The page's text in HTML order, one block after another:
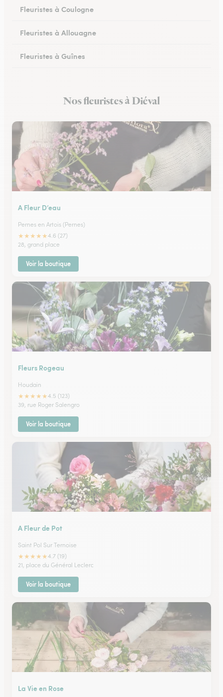
Fleuristes à Coulogne
Fleuristes à Allouagne
Fleuristes à Guînes
Fleuristes à Rang-du-Fliers
Nos fleuristes à Diéval
A Fleur D’eau
Pernes en Artois (Pernes)
★★★★★4.6 (27)
28, grand place
Voir la boutique
Fleurs Rogeau
Houdain
★★★★★4.5 (123)
39, rue Roger Salengro
Voir la boutique
A Fleur de Pot
Saint Pol Sur Ternoise
★★★★★4.7 (19)
21, place du Général Leclerc
Voir la boutique
La Vie en Rose